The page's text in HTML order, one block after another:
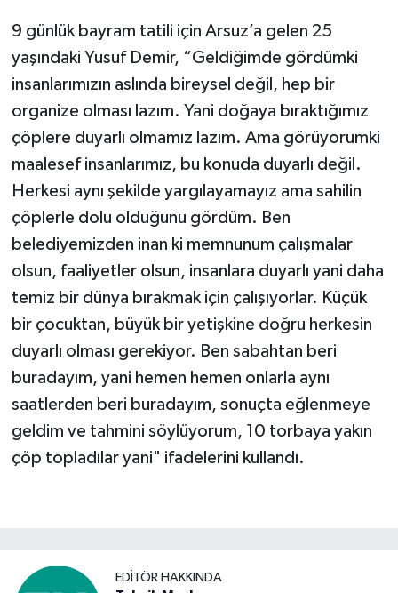
9 günlük bayram tatili için Arsuz’a gelen 25
yaşındaki Yusuf Demir, “Geldiğimde gördümki
insanlarımızın aslında bireysel değil, hep bir
organize olması lazım. Yani doğaya bıraktığımız
çöplere duyarlı olmamız lazım. Ama görüyorumki
maalesef insanlarımız, bu konuda duyarlı değil.
Herkesi aynı şekilde yargılayamayız ama sahilin
çöplerle dolu olduğunu gördüm. Ben
belediyemizden inan ki memnunum çalışmalar
olsun, faaliyetler olsun, insanlara duyarlı yani daha
temiz bir dünya bırakmak için çalışıyorlar. Küçük
bir çocuktan, büyük bir yetişkine doğru herkesin
duyarlı olması gerekiyor. Ben sabahtan beri
buradayım, yani hemen hemen onlarla aynı
saatlerden beri buradayım, sonuçta eğlenmeye
geldim ve tahmini söylüyorum, 10 torbaya yakın
çöp topladılar yani" ifadelerini kullandı.
EDITÖR HAKKINDA